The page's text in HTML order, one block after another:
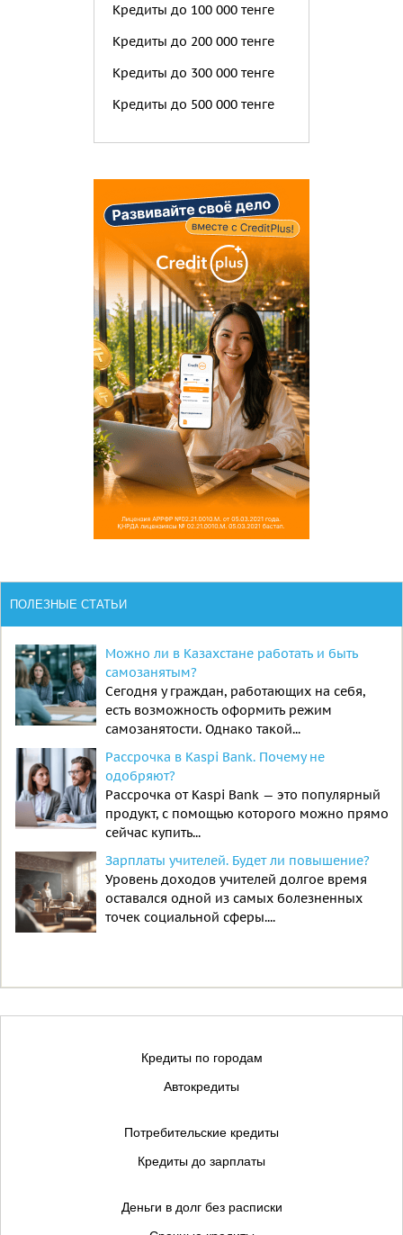
Кредиты до 100 000 тенге
Кредиты до 200 000 тенге
Кредиты до 300 000 тенге
Кредиты до 500 000 тенге
ПОЛЕЗНЫЕ СТАТЬИ
Можно ли в Казахстане работать и быть
самозанятым?
Сегодня у граждан, работающих на себя,
есть возможность оформить режим
самозанятости. Однако такой...
Рассрочка в Kaspi Bank. Почему не
одобряют?
Рассрочка от Kaspi Bank — это популярный
продукт, с помощью которого можно прямо
сейчас купить...
Зарплаты учителей. Будет ли повышение?
Уровень доходов учителей долгое время
оставался одной из самых болезненных
точек социальной сферы....
Кредиты по городам
Автокредиты
Потребительские кредиты
Кредиты до зарплаты
Деньги в долг без расписки